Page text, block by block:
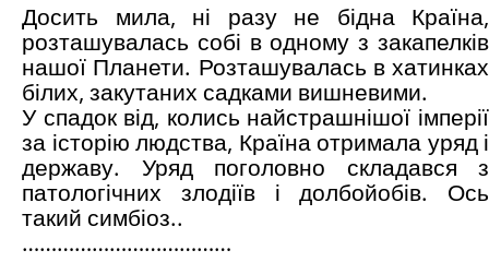
Досить мила, ні разу не бідна Країна,
розташувалась собі в одному з закапелків
нашої Планети. Розташувалась в хатинках
білих, закутаних садками вишневими.
У спадок від, колись найстрашнішої імперії
за історію людства, Країна отримала уряд і
державу. Уряд поголовно складався з
патологічних злодіїв і долбойобів. Ось
такий симбіоз..
………………………………